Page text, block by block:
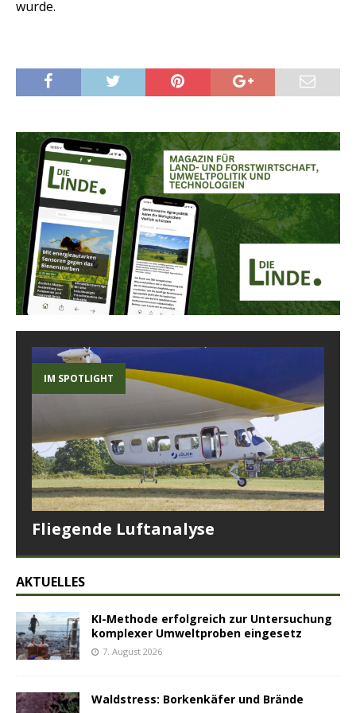
wurde.
IM SPOTLIGHT
Fliegende Luftanalyse
AKTUELLES
KI-Methode erfolgreich zur Untersuchung
komplexer Umweltproben eingesetz
7. August 2026
Waldstress: Borkenkäfer und Brände